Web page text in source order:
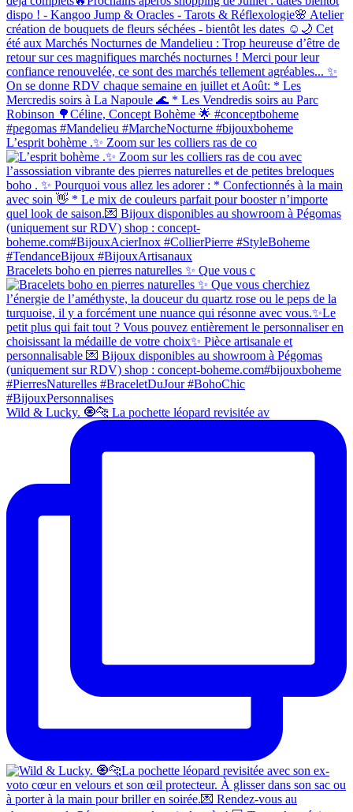
L’esprit bohème .✨ Zoom sur les colliers ras de co
Bracelets boho en pierres naturelles ✨ Que vous c
Wild & Lucky. 🧿🐆 La pochette léopard revisitée av